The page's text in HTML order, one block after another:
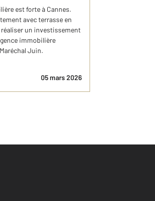
est forte à Cannes.
avec terrasse en
un investissement
immobilière
Juin.
05 mars 2026